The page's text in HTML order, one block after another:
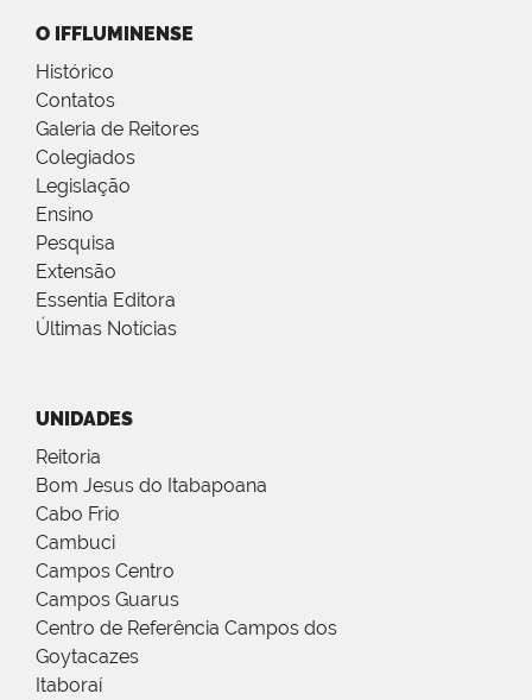
O IFFLUMINENSE
Histórico
Contatos
Galeria de Reitores
Colegiados
Legislação
Ensino
Pesquisa
Extensão
Essentia Editora
Últimas Notícias
UNIDADES
Reitoria
Bom Jesus do Itabapoana
Cabo Frio
Cambuci
Campos Centro
Campos Guarus
Centro de Referência Campos dos
Goytacazes
Itaboraí